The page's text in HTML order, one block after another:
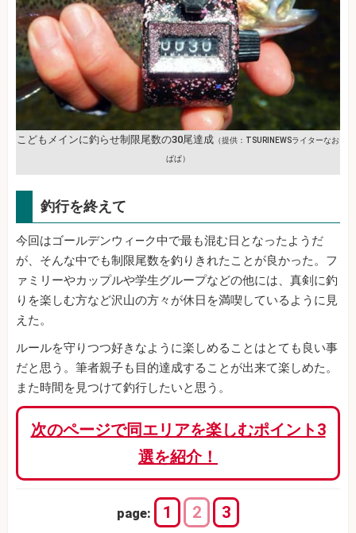
こどもメインに釣らせ制限尾数の30尾達成 （提供：TSURINEWSライターなお
ぱぱ）
釣行を終えて
今回はゴールデンウィ―ク中で最も混む日となったようだ
が、そんな中でも制限尾数を釣りきれたことが良かった。フ
ァミリーやカップルや学生グループなどの他には、真剣に釣
りを楽しむ方など沢山の方々が休日を満喫しているように見
えた。
ルールを守りつつ好きなように楽しめることはとても良い事
だと思う。筆者親子も目的達成することが出来て楽しめた。
また時間を見つけて釣行したいと思う。
次のページで同エリアを楽しむポイント3
選を紹介！
page: 1 2 3